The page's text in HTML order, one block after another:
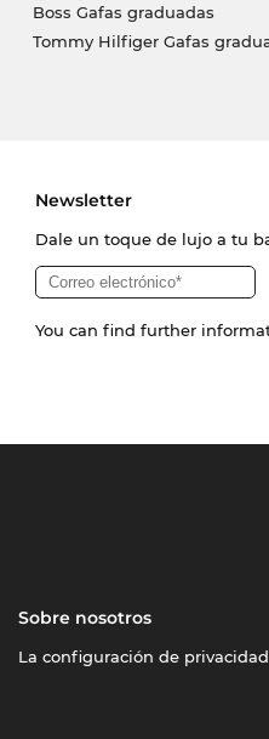
Boss Gafas graduadas
Tommy Hilfiger Gafas
Newsletter
Dale un toque de lujo a tu
You can find further
Sobre nosotros
La configuración de privacidad